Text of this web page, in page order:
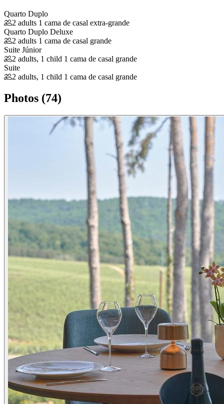
Quarto Duplo
2 adults 1 cama de casal extra-grande
Quarto Duplo Deluxe
2 adults 1 cama de casal grande
Suite Júnior
2 adults, 1 child 1 cama de casal grande
Suite
2 adults, 1 child 1 cama de casal grande
Photos (74)